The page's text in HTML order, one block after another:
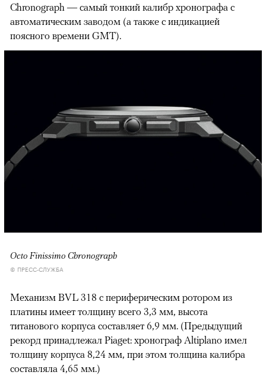
Chronograph — самый тонкий калибр хронографа с
автоматическим заводом (а также с индикацией
поясного времени GMT).
Octo Finissimo Chronograph
© ПРЕСС-СЛУЖБА
Механизм BVL 318 с периферическим ротором из
платины имеет толщину всего 3,3 мм, высота
титанового корпуса составляет 6,9 мм. (Предыдущий
рекорд принадлежал Piaget: хронограф Altiplano имел
толщину корпуса 8,24 мм, при этом толщина калибра
составляла 4,65 мм.)